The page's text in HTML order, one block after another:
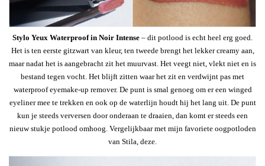
Stylo Yeux Waterproof in Noir Intense – dit potlood is echt heel erg goed.
Het is ten eerste gitzwart van kleur, ten tweede brengt het lekker creamy aan,
maar nadat het is aangebracht zit het muurvast. Het veegt niet, vlekt niet en is
bestand tegen vocht. Het blijft zitten waar het zit en verdwijnt pas met
waterproof eyemake-up remover. De punt is smal genoeg om er een winged
eyeliner mee te trekken en ook op de waterlijn houdt hij het lang uit. De punt
kun je steeds verversen door onderaan te draaien, dan komt er steeds een
nieuw stukje potlood omhoog. Vergelijkbaar met mijn favoriete oogpotloden
van Stila, deze.